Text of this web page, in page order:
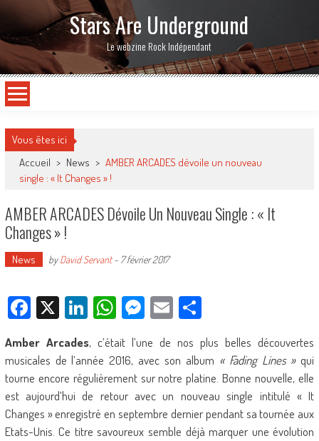
Stars Are Underground
Le webzine Rock Indépendant
Vous êtes ici
Accueil > News > AMBER ARCADES dévoile un nouveau
single : « It Changes » !
AMBER ARCADES Dévoile Un Nouveau Single : « It
Changes » !
News byDavid Servant- 7 février 2017
Facebook
X LinkedIn
WhatsApp
Messenger
EmailPartager
Amber Arcades, c’était l’une de nos plus belles découvertes
musicales de l’année 2016, avec son album « Fading Lines »qui
tourne encore régulièrement sur notre platine. Bonne nouvelle, elle
est aujourd’hui de retour avec un nouveau single intitulé « It
Changes » enregistré en septembre dernier pendant sa tournée aux
Etats-Unis. Ce titre savoureux semble déjà marquer une évolution